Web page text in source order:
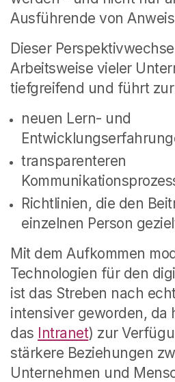
Ausführende von
Dieser
Arbeitsweise vieler
tiefgreifend und führt
neuen Lern- und
transparenteren
Richtlinien, die den
einzelnen Person
Mit dem Aufkommen
Technologien für den
ist das Streben nach
intensiver geworden, da
das Intranet) zur
stärkere Beziehungen
Unternehmen und